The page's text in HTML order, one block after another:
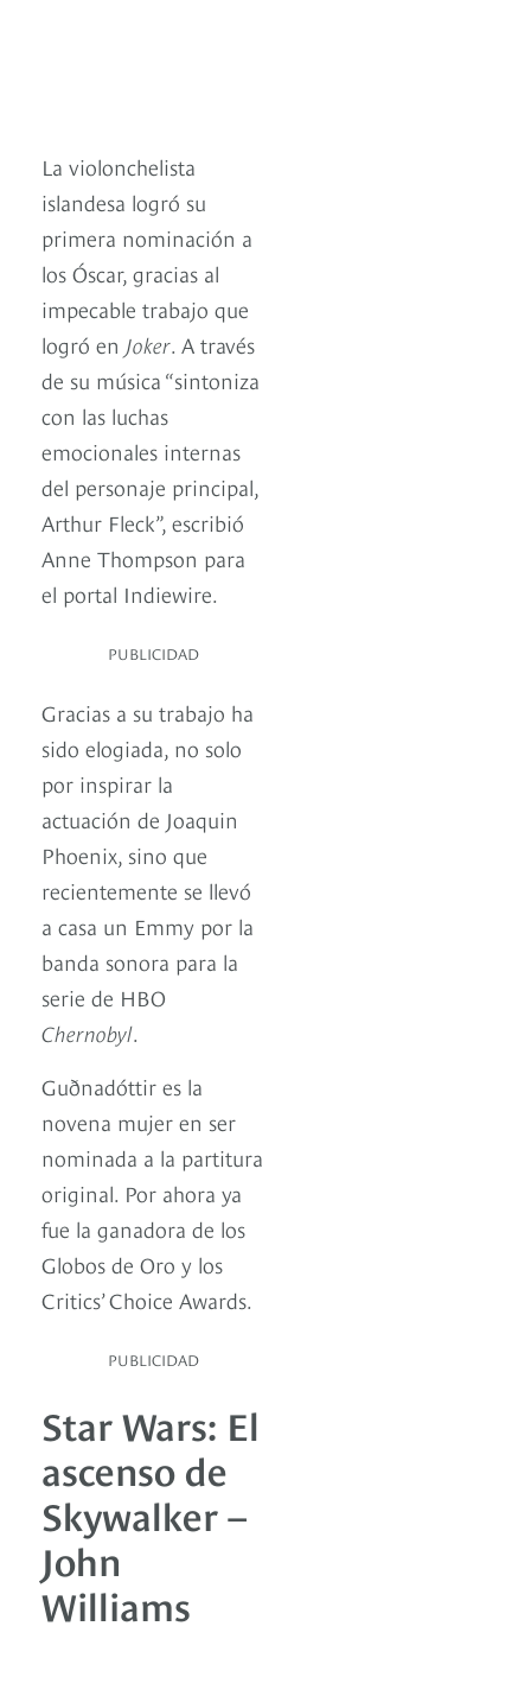
La violonchelista
islandesa logró su
primera nominación a
los Óscar, gracias al
impecable trabajo que
logró en Joker. A través
de su música “sintoniza
con las luchas
emocionales internas
del personaje principal,
Arthur Fleck”, escribió
Anne Thompson para
el portal Indiewire.
PUBLICIDAD
Gracias a su trabajo ha
sido elogiada, no solo
por inspirar la
actuación de Joaquin
Phoenix, sino que
recientemente se llevó
a casa un Emmy por la
banda sonora para la
serie de HBO
Chernobyl.
Guðnadóttir es la
novena mujer en ser
nominada a la partitura
original. Por ahora ya
fue la ganadora de los
Globos de Oro y los
Critics’ Choice Awards.
PUBLICIDAD
Star Wars: El
ascenso de
Skywalker –
John
Williams